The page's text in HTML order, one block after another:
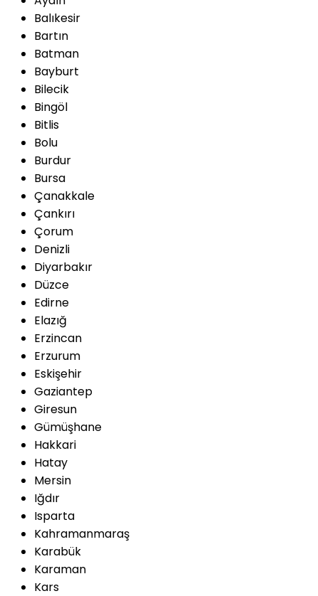
Balıkesir
Bartın
Batman
Bayburt
Bilecik
Bingöl
Bitlis
Bolu
Burdur
Bursa
Çanakkale
Çankırı
Çorum
Denizli
Diyarbakır
Düzce
Edirne
Elazığ
Erzincan
Erzurum
Eskişehir
Gaziantep
Giresun
Gümüşhane
Hakkari
Hatay
Mersin
Iğdır
Isparta
Kahramanmaraş
Karabük
Karaman
Kars